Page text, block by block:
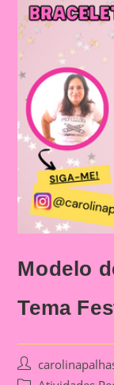
Modelo
Tema
Post
author: